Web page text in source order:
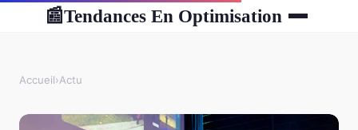
📰Tendances En Optimisation
Accueil›Actu